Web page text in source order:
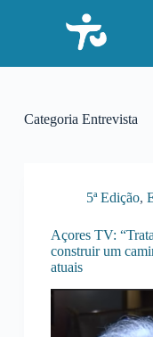
a
Categoria Entrevista
5ª Edição,
Açores TV:
construir um
atuais